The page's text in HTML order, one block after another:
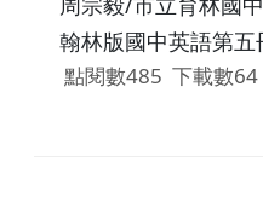
翰林版國中英語第
點閱數485 下載數64